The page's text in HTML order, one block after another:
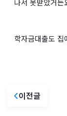
나서 못받았거든
학자금대출도 집
이전글